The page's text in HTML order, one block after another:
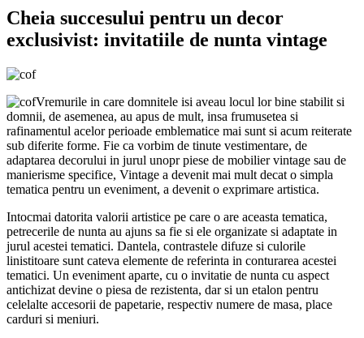
Cheia succesului pentru un decor
exclusivist: invitatiile de nunta vintage
Vremurile in care domnitele isi aveau locul lor bine stabilit si
domnii, de asemenea, au apus de mult, insa frumusetea si
rafinamentul acelor perioade emblematice mai sunt si acum reiterate
sub diferite forme. Fie ca vorbim de tinute vestimentare, de
adaptarea decorului in jurul unopr piese de mobilier vintage sau de
manierisme specifice, Vintage a devenit mai mult decat o simpla
tematica pentru un eveniment, a devenit o exprimare artistica.
Intocmai datorita valorii artistice pe care o are aceasta tematica,
petrecerile de nunta au ajuns sa fie si ele organizate si adaptate in
jurul acestei tematici. Dantela, contrastele difuze si culorile
linistitoare sunt cateva elemente de referinta in conturarea acestei
tematici. Un eveniment aparte, cu o invitatie de nunta cu aspect
antichizat devine o piesa de rezistenta, dar si un etalon pentru
celelalte accesorii de papetarie, respectiv numere de masa, place
carduri si meniuri.